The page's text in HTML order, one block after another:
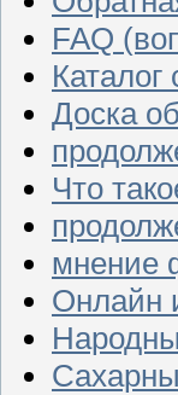
FAQ
Каталог
Доска
Что
мнение
Онлайн